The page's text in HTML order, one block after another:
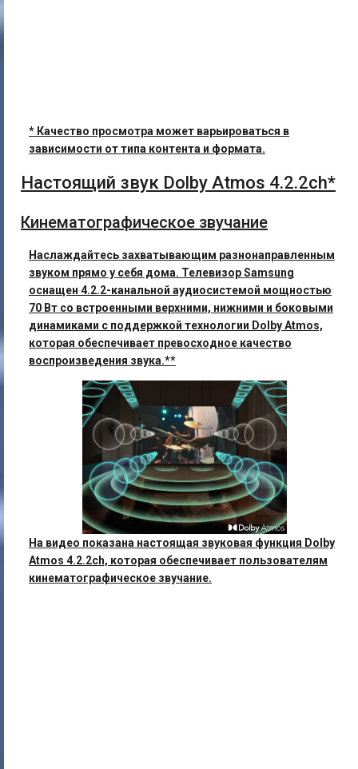
* Качество просмотра может варьироваться в
зависимости от типа контента и формата.
Настоящий звук Dolby Atmos 4.2.2ch*
Кинематографическое звучание
Наслаждайтесь захватывающим разнонаправленным
звуком прямо у себя дома. Телевизор Samsung
оснащен 4.2.2-канальной аудиосистемой мощностью
70 Вт со встроенными верхними, нижними и боковыми
динамиками с поддержкой технологии Dolby Atmos,
которая обеспечивает превосходное качество
воспроизведения звука.**
На видео показана настоящая звуковая функция Dolby
Atmos 4.2.2ch, которая обеспечивает пользователям
кинематографическое звучание.